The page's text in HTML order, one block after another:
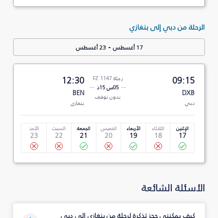
الرحلة من دبي إلى بنغازي
17 أغسطس -23 أغسطس
09:15
DXB
دبي
رحلة FZ 1147
05س 15د
بدون توقف
12:30
BEN
بنغازي
الإثنين
17
الثلاثاء
18
الأربعاء
19
الخميس
20
الجمعة
21
السبت
22
الأحد
23
الأسئلة الشائعة
كيف يمكنني حجز تذكرة لرحلة من بنغازي إلى دبي